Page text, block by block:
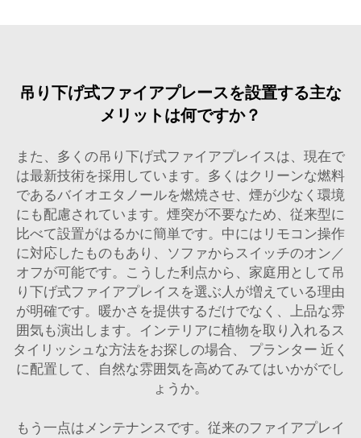
吊り下げ式ファイアプレースを設置する主な
メリットは何ですか？
また、多くの吊り下げ式ファイアプレイスは、現在で
は最新技術を採用しています。多くはクリーンな燃料
であるバイオエタノールを燃焼させ、煙が少なく環境
にも配慮されています。煙突が不要なため、従来型に
比べて設置がはるかに簡単です。中にはリモコン操作
に対応したものもあり、ソファからスイッチのオン／
オフが可能です。こうした利点から、家庭用として吊
り下げ式ファイアプレイスを選ぶ人が増えている理由
が明確です。暖かさを提供するだけでなく、上品な雰
囲気も演出します。インテリアに植物を取り入れるス
タイリッシュな方法をお探しの場合、 プランター 近く
に配置して、自然な雰囲気を高めてみてはいかがでし
ょうか。
もう一点はメンテナンスです。従来のファイアプレイ